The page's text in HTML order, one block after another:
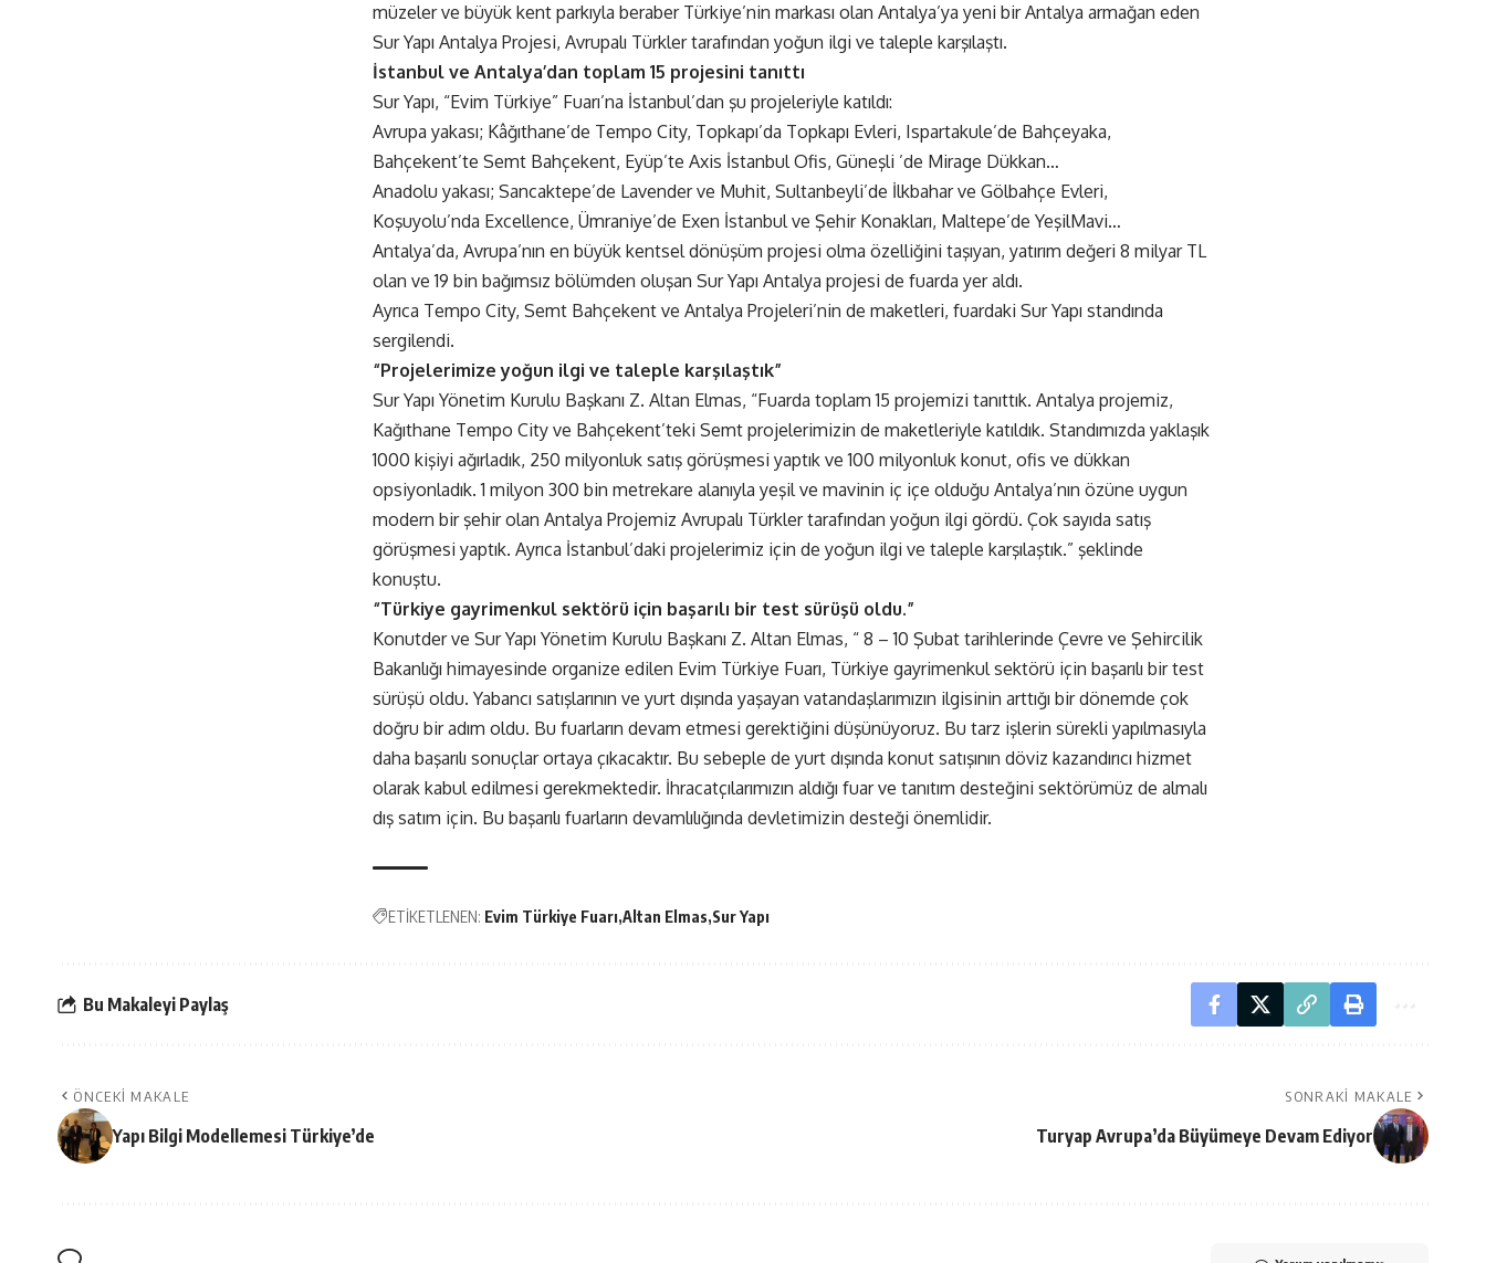
müzeler ve büyük kent parkıyla beraber Türkiye’nin markası olan Antalya’ya yeni bir Antalya armağan eden
Sur Yapı Antalya Projesi, Avrupalı Türkler tarafından yoğun ilgi ve taleple karşılaştı.
İstanbul ve Antalya’dan toplam 15 projesini tanıttı
Sur Yapı, “Evim Türkiye” Fuarı’na İstanbul’dan şu projeleriyle katıldı:
Avrupa yakası; Kâğıthane’de Tempo City, Topkapı’da Topkapı Evleri, Ispartakule’de Bahçeyaka,
Bahçekent’te Semt Bahçekent, Eyüp’te Axis İstanbul Ofis, Güneşli ’de Mirage Dükkan…
Anadolu yakası; Sancaktepe’de Lavender ve Muhit, Sultanbeyli’de İlkbahar ve Gölbahçe Evleri,
Koşuyolu’nda Excellence, Ümraniye’de Exen İstanbul ve Şehir Konakları, Maltepe’de YeşilMavi…
Antalya’da, Avrupa’nın en büyük kentsel dönüşüm projesi olma özelliğini taşıyan, yatırım değeri 8 milyar TL
olan ve 19 bin bağımsız bölümden oluşan Sur Yapı Antalya projesi de fuarda yer aldı.
Ayrıca Tempo City, Semt Bahçekent ve Antalya Projeleri’nin de maketleri, fuardaki Sur Yapı standında
sergilendi.
“Projelerimize yoğun ilgi ve taleple karşılaştık”
Sur Yapı Yönetim Kurulu Başkanı Z. Altan Elmas, “Fuarda toplam 15 projemizi tanıttık. Antalya projemiz,
Kağıthane Tempo City ve Bahçekent’teki Semt projelerimizin de maketleriyle katıldık. Standımızda yaklaşık
1000 kişiyi ağırladık, 250 milyonluk satış görüşmesi yaptık ve 100 milyonluk konut, ofis ve dükkan
opsiyonladık. 1 milyon 300 bin metrekare alanıyla yeşil ve mavinin iç içe olduğu Antalya’nın özüne uygun
modern bir şehir olan Antalya Projemiz Avrupalı Türkler tarafından yoğun ilgi gördü. Çok sayıda satış
görüşmesi yaptık. Ayrıca İstanbul’daki projelerimiz için de yoğun ilgi ve taleple karşılaştık.” şeklinde
konuştu.
“Türkiye gayrimenkul sektörü için başarılı bir test sürüşü oldu.”
Konutder ve Sur Yapı Yönetim Kurulu Başkanı Z. Altan Elmas, “ 8 – 10 Şubat tarihlerinde Çevre ve Şehircilik
Bakanlığı himayesinde organize edilen Evim Türkiye Fuarı, Türkiye gayrimenkul sektörü için başarılı bir test
sürüşü oldu. Yabancı satışlarının ve yurt dışında yaşayan vatandaşlarımızın ilgisinin arttığı bir dönemde çok
doğru bir adım oldu. Bu fuarların devam etmesi gerektiğini düşünüyoruz. Bu tarz işlerin sürekli yapılmasıyla
daha başarılı sonuçlar ortaya çıkacaktır. Bu sebeple de yurt dışında konut satışının döviz kazandırıcı hizmet
olarak kabul edilmesi gerekmektedir. İhracatçılarımızın aldığı fuar ve tanıtım desteğini sektörümüz de almalı
dış satım için. Bu başarılı fuarların devamlılığında devletimizin desteği önemlidir.
ETİKETLENEN: Evim Türkiye Fuarı Altan Elmas Sur Yapı
Bu Makaleyi Paylaş
ÖNCEKI MAKALE
Yapı Bilgi Modellemesi Türkiye’de
SONRAKI MAKALE
Turyap Avrupa’da Büyümeye Devam Ediyor